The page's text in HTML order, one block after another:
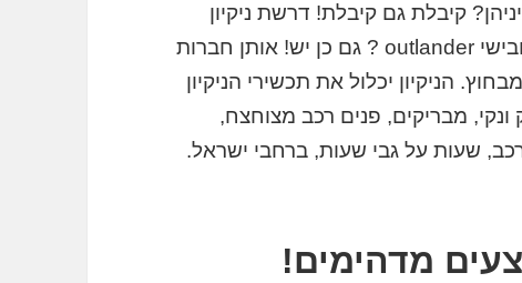
קיבלת גם קיבלת! דרשת ניקיון
מבריק לוואנים ומכוניות גדולות יותר כמיצובישי outlander ? גם כן יש! אותן חברות
הניקיון יכלול את תכשירי הניקיון
מבריקים, פנים רכב מצוחצח,
שעות על גבי שעות, ברחבי ישראל.
מדהימים!